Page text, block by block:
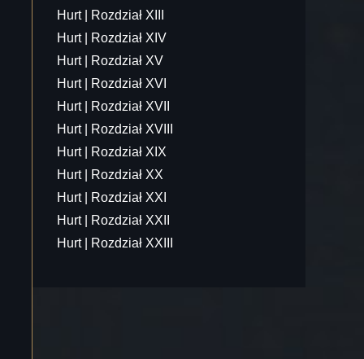
Hurt | Rozdział XIII
Hurt | Rozdział XIV
Hurt | Rozdział XV
Hurt | Rozdział XVI
Hurt | Rozdział XVII
Hurt | Rozdział XVIII
Hurt | Rozdział XIX
Hurt | Rozdział XX
Hurt | Rozdział XXI
Hurt | Rozdział XXII
Hurt | Rozdział XXIII